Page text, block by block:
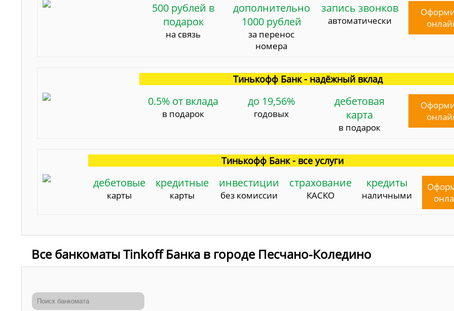
500 рублей в
подарок
на связь
дополнительно
1000 рублей
за перенос
номера
запись звонков
автоматически
Тинькофф Банк - надёжный вклад
0.5% от вклада
в подарок
до 19,56%
годовых
дебетовая
карта
в подарок
Тинькофф Банк - все услуги
дебетовые
карты
кредитные
карты
инвестиции
без комиссии
страхование
КАСКО
кредиты
наличными
Все банкоматы Tinkoff Банка в городе Песчано-Коледино